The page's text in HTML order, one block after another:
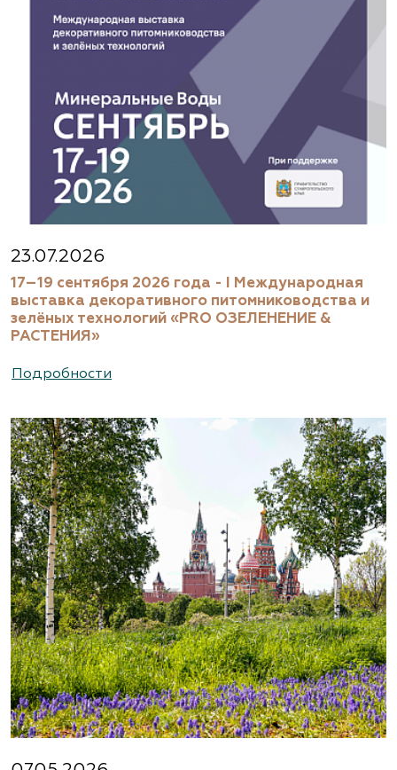
23.07.2026
17–19 сентября 2026 года - I Международная
выставка декоративного питомниководства и
зелёных технологий «PRO ОЗЕЛЕНЕНИЕ &
РАСТЕНИЯ»
Подробности